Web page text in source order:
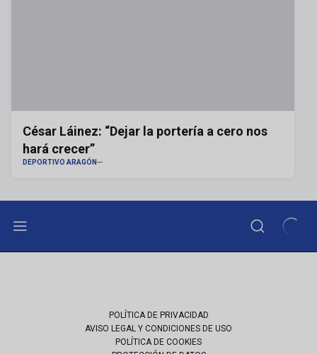
César Láinez: “Dejar la portería a cero nos
hará crecer”
DEPORTIVO ARAGÓN
POLÍTICA DE PRIVACIDAD
AVISO LEGAL Y CONDICIONES DE USO
POLÍTICA DE COOKIES